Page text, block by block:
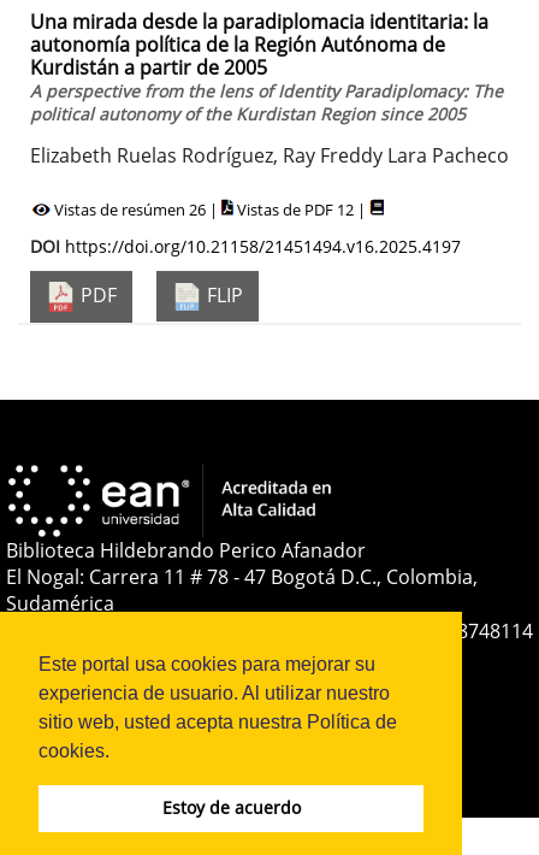
Este portal usa cookies para mejorar su
experiencia de usuario. Al utilizar nuestro
sitio web, usted acepta nuestra Política de
cookies.
Estoy de acuerdo
Una mirada desde la paradiplomacia identitaria: la
autonomía política de la Región Autónoma de
Kurdistán a partir de 2005
A perspective from the lens of Identity Paradiplomacy: The
political autonomy of the Kurdistan Region since 2005
Elizabeth Ruelas Rodríguez, Ray Freddy Lara Pacheco
Vistas de resúmen 26 | Vistas de PDF 12 |
DOI https://doi.org/10.21158/21451494.v16.2025.4197
PDF FLIP
Biblioteca Hildebrando Perico Afanador
El Nogal: Carrera 11 # 78 - 47 Bogotá D.C., Colombia,
Sudamérica
+57 316 8748114
E-mail:soporteojs@universidadean.edu.co
biblioteca@universidadean.edu.co
Sistema OJS - Metabiblioteca |